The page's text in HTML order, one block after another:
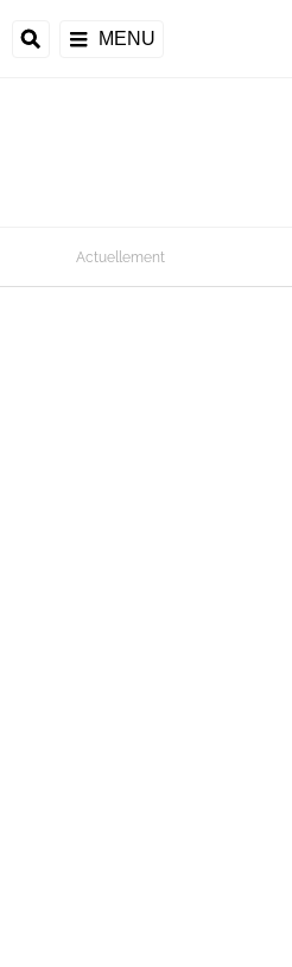
MENU
Actuellement